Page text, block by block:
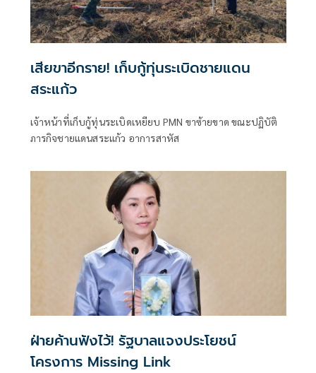
เสียขาอีกราย! เก็บกู้ทุ่นระเบิดชายแดน
สระแก้ว
เจ้าหน้าที่เก็บกู้ทุ่นระเบิดเหยียบ PMN ขาซ้ายขาด ขณะปฏิบัติ
ภารกิจชายแดนสระแก้ว อาการสาหัส
ฝ่ายค้านฟังไว้! รัฐบาลแจงประโยชน์
โครงการ Missing Link